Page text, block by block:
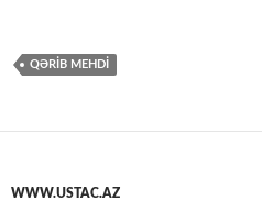
QƏRIB MEHDİ
WWW.USTAC.AZ